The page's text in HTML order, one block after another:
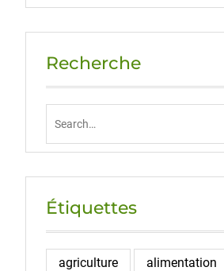
Recherche
Étiquettes
agriculture alimentation